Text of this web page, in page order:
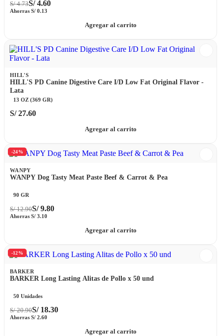
S/4.73S/4.60
Ahorras S/ 0.13
Agregar al carrito
HILL'S
HILL'S PD Canine Digestive Care I/D Low Fat Original Flavor -
Lata
13 OZ (369 GR)
S/27.60
Agregar al carrito
-24%
WANPY
WANPY Dog Tasty Meat Paste Beef & Carrot & Pea
90 GR
S/12.90S/9.80
Ahorras S/ 3.10
Agregar al carrito
-12%
BARKER
BARKER Long Lasting Alitas de Pollo x 50 und
50 Unidades
S/20.90S/18.30
Ahorras S/ 2.60
Agregar al carrito